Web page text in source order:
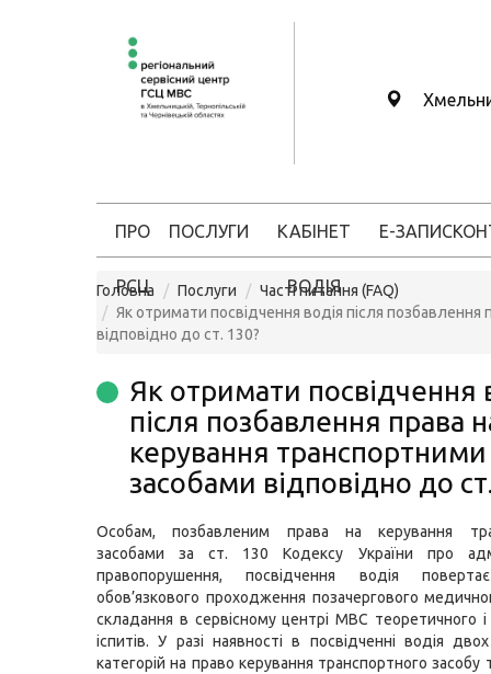
ПРО
РСЦ
ПОСЛУГИ КАБІНЕТ
ВОДІЯ
Е-ЗАПИС
Головна Послуги
Часті питання (FAQ)
Як отримати посвідчення водія після
відповідно до ст. 130?
Як отримати посвідчення
після позбавлення права
керування транспортними
засобами відповідно до
Особам, позбавленим права на керування
засобами за ст. 130 Кодексу України про
правопорушення, посвідчення водія
обов’язкового проходження позачергового
складання в сервісному центрі МВС теоретичного і
іспитів. У разі наявності в посвідченні водія
категорій на право керування транспортного засобу